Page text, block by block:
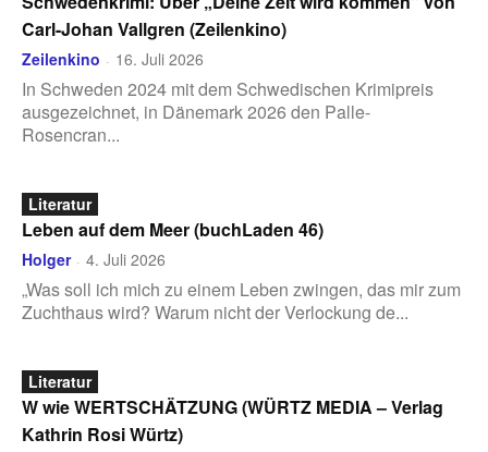
Carl-Johan Vallgren (Zeilenkino)
Zeilenkino - 16. Juli 2026
In Schweden 2024 mit dem Schwedischen Krimipreis
ausgezeichnet, in Dänemark 2026 den Palle-
Rosencran...
Literatur
Leben auf dem Meer (buchLaden 46)
Holger - 4. Juli 2026
„Was soll ich mich zu einem Leben zwingen, das mir zum
Zuchthaus wird? Warum nicht der Verlockung de...
Literatur
W wie WERTSCHÄTZUNG (WÜRTZ MEDIA – Verlag
Kathrin Rosi Würtz)